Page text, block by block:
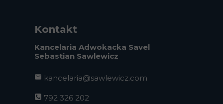
792 326 202
Kontakt
Kancelaria Adwokacka Savel
Sebastian Sawlewicz
kancelaria@sawlewicz.com